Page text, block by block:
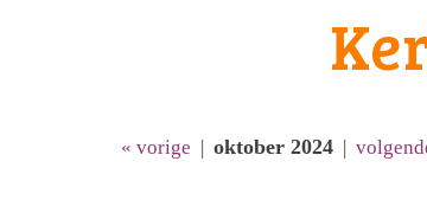
« vorige | oktober 2024 |